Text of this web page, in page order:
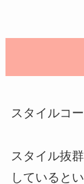
スタイルコ
スタイル抜
していると